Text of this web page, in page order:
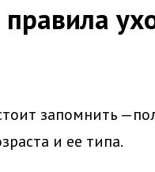
запомнить
и ее типа.